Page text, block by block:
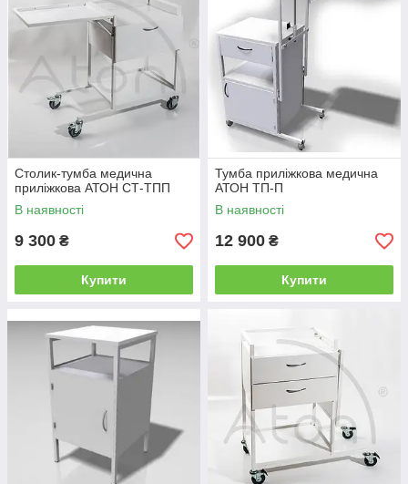
Столик-тумба медична
приліжкова АТОН СТ-ТПП
В наявності
9 300 ₴
Купити
Тумба приліжкова медична
АТОН ТП-П
В наявності
12 900 ₴
Купити